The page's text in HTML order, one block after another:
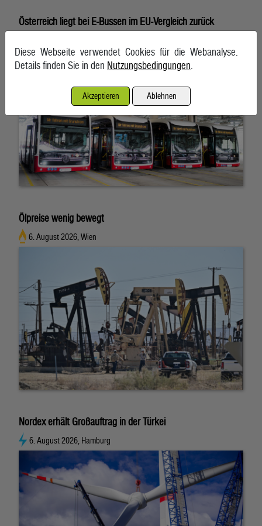
Österreich liegt bei E-Bussen im EU-Vergleich zurück
Ölpreise wenig bewegt
6. August 2026, Wien
Nordex erhält Großauftrag in der Türkei
6. August 2026, Hamburg
Diese Webseite verwendet Cookies für die Webanalyse.
Details finden Sie in den Nutzungsbedingungen.
Akzeptieren Ablehnen